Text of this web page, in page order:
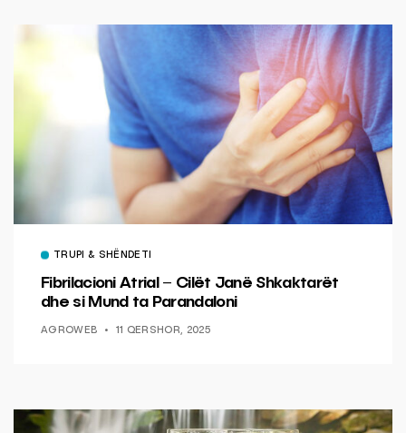
TRUPI & SHËNDETI
Fibrilacioni Atrial – Cilët Janë Shkaktarët
dhe si Mund ta Parandaloni
AGROWEB 11 QERSHOR, 2025